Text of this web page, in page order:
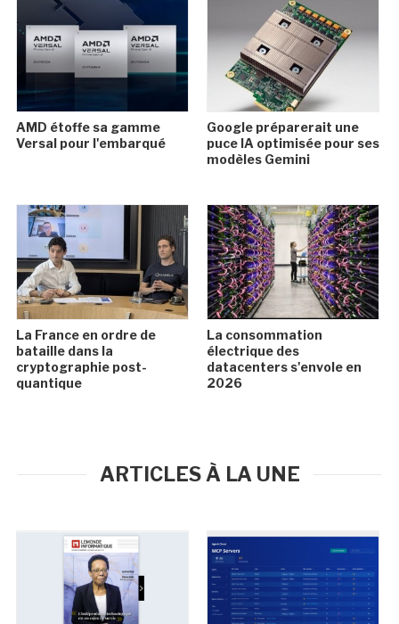
AMD étoffe sa gamme
Versal pour l'embarqué
Google préparerait une
puce IA optimisée pour ses
modèles Gemini
La France en ordre de
bataille dans la
cryptographie post-
quantique
La consommation
électrique des
datacenters s'envole en
2026
ARTICLES À LA UNE